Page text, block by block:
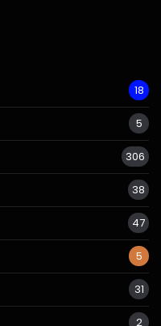
18
5
306
38
47
5
31
2